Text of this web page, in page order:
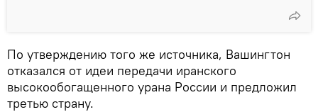
По утверждению того же источника, Вашингтон
отказался от идеи передачи иранского
высокообогащенного урана России и предложил
третью страну.